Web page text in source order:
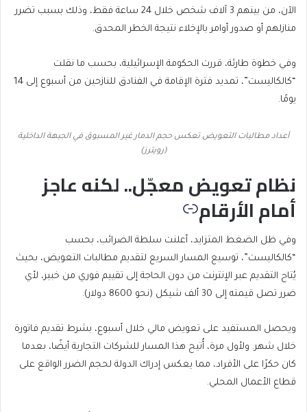
الآن، من بينهم 3 آلاف شخص خلال 24 ساعة فقط، وذلك بسبب تضرر
منازلهم أو صدور أوامر بالإخلاء نتيجة الخطر المحدق.
وفي خطوة طارئة، قررت الحكومة الإسرائيلية، بحسب ما نقلت
“كالكاليست”، تمديد فترة الإقامة في الفنادق للنازحين من أسبوع إلى 14
يومًا.
أعداد مطالبات التعويض تعكس حجم الدمار غير المسبوق في الجبهة الداخلية
(رويترز)
نظام تعويض معجّل.. لكنه عاجز
أمام الأرقام
وفي ظل الضغط المتزايد، أعلنت سلطة الضرائب، بحسب
“كالكاليست”، توسيع المسار السريع لتقديم مطالبات التعويض، بحيث
يُتاح التقديم عبر الإنترنت من دون الحاجة إلى تقييم فوري من خبير، لأي
ضرر تصل قيمته إلى 30 ألف شيكل (نحو 8600 دولار).
ويحصل المستفيد على تعويض مالي خلال أسبوع، بشرط تقديم فاتورة
خلال شهر. ولأول مرة، أُتيح هذا المسار للشركات التجارية أيضًا، بعدما
كان حكرًا على الأفراد، مما يعكس إدراك الدولة لحجم الضرر الواقع على
قطاع الأعمال المحلي.